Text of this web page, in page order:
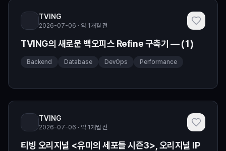
TVING
2026-07-06 · 약 1개월 전
TVING의 새로운 백오피스 Refine 구축기 — (1)
Backend Database DevOps Performance
TVING
2026-07-06 · 약 1개월 전
티빙 오리지널 <유미의 세포들 시즌3>, 오리지널 IP